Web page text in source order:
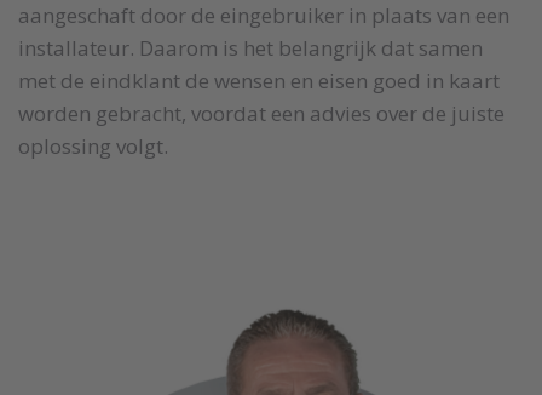
aangeschaft door de eingebruiker in plaats van een
installateur. Daarom is het belangrijk dat samen
met de eindklant de wensen en eisen goed in kaart
worden gebracht, voordat een advies over de juiste
oplossing volgt.